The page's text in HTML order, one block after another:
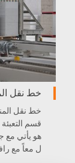
خط نقل
خط نقل
قسم
هو يأتي مع
ل معاً مع